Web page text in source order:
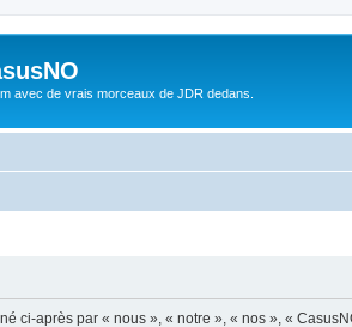
avec de vrais morceaux de JDR dedans.
ci-après par « nous », « notre », « nos », «